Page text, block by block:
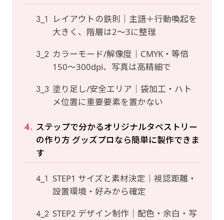
レイアウトの鉄則｜主語＋行動喚起を
大きく、階層は2〜3に整理
カラーモード/解像度｜CMYK・等倍
150〜300dpi、写真は高精細で
塗り足し/安全エリア｜袋加工・ハト
メ位置に重要要素を置かない
ステップで分かるオリジナルタペストリー
の作り方 グッズプロなら簡単に製作できま
す
STEP1 サイズと素材決定｜視認距離・
設置環境・好みから確定
STEP2 デザイン制作｜配色・余白・写